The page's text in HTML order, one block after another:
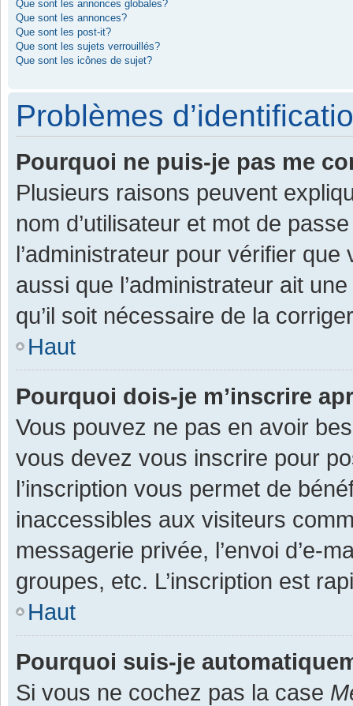
Que sont les annonces globales?
Que sont les annonces?
Que sont les post-it?
Que sont les sujets verrouillés?
Que sont les icônes de sujet?
Problèmes
Pourquoi ne puis-je pas me
Plusieurs raisons peuvent
nom d’utilisateur et mot de
l’administrateur pour vérifier
aussi que l’administrateur ait
qu’il soit nécessaire de la
Haut
Pourquoi dois-je m’inscrire
Vous pouvez ne pas en avoir
vous devez vous inscrire pour
l’inscription vous permet de
inaccessibles aux visiteurs
messagerie privée, l’envoi d’e-
groupes, etc. L’inscription est
Haut
Pourquoi suis-je
Si vous ne cochez pas la case